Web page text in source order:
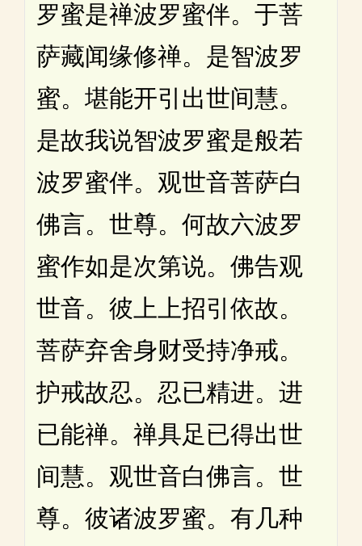
罗蜜是禅波罗蜜伴。于菩
萨藏闻缘修禅。是智波罗
蜜。堪能开引出世间慧。
是故我说智波罗蜜是般若
波罗蜜伴。观世音菩萨白
佛言。世尊。何故六波罗
蜜作如是次第说。佛告观
世音。彼上上招引依故。
菩萨弃舍身财受持净戒。
护戒故忍。忍已精进。进
已能禅。禅具足已得出世
间慧。观世音白佛言。世
尊。彼诸波罗蜜。有几种